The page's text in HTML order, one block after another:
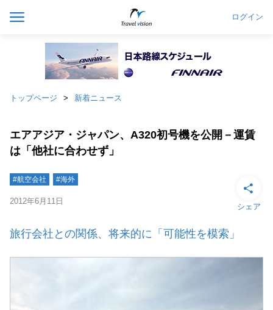
ログイン
トップページ 新着ニュース
エアアジア・ジャパン、A320初号機を公開－運賃
は「他社に合わせず」
#航空会社 #海外
2012年6月11日
シェア
旅行会社との関係、将来的に「可能性を模索」